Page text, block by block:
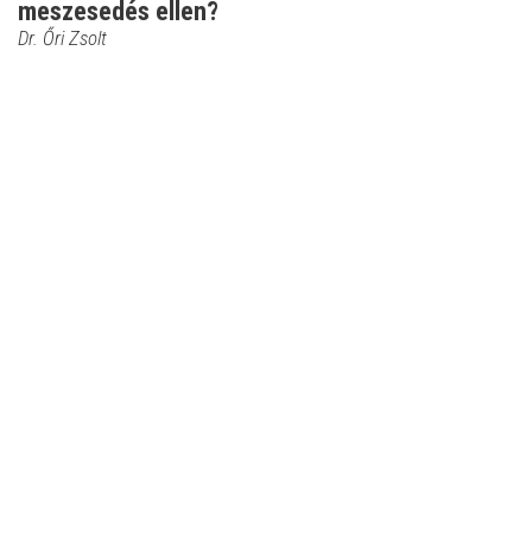
meszesedés ellen?
Dr. Őri Zsolt